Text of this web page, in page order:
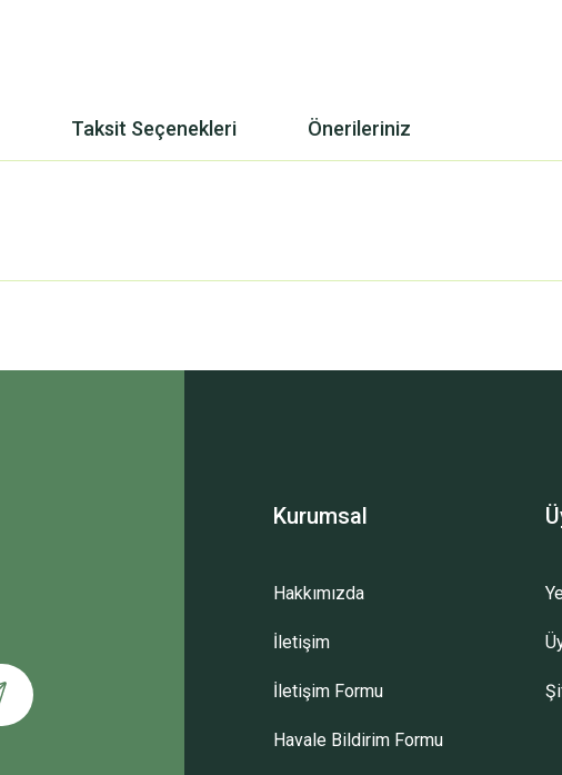
Taksit Seçenekleri Önerileriniz
Bu ürüne ilk yorumu siz yapın!
Gönder
Kurumsal
Hakkımızda
İletişim
İletişim Formu
Havale Bildirim Formu